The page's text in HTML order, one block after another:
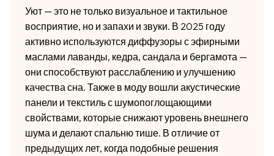
Уют — это не только визуальное и тактильное
восприятие, но и запахи и звуки. В 2025 году
активно используются диффузоры с эфирными
маслами лаванды, кедра, сандала и бергамота —
они способствуют расслаблению и улучшению
качества сна. Также в моду вошли акустические
панели и текстиль с шумопоглощающими
свойствами, которые снижают уровень внешнего
шума и делают спальню тише. В отличие от
предыдущих лет, когда подобные решения